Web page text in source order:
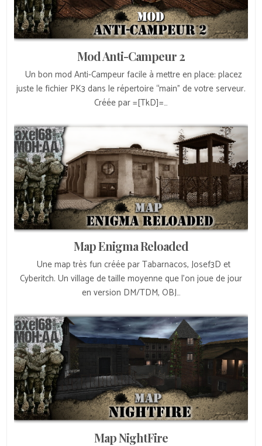
Mod Anti-Campeur 2
Un bon mod Anti-Campeur facile à mettre en place: placez
juste le fichier PK3 dans le répertoire “main” de votre serveur.
Créée par =[TkD]=…
Map Enigma Reloaded
Une map très fun créée par Tabarnacos, Josef3D et
Cyberitch. Un village de taille moyenne que l’on joue de jour
en version DM/TDM, OBJ…
Map NightFire